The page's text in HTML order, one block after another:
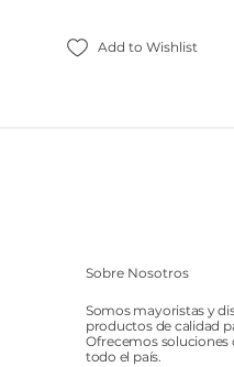
Add to Wishlist
Sobre Nosotros
Somos mayoristas y
productos de calidad
Ofrecemos soluciones
todo el país.